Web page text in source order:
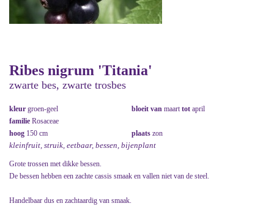
Ribes nigrum 'Titania'
zwarte bes, zwarte trosbes
kleur groen-geel bloeit van maarttot april
familie Rosaceae
hoog 150 cm plaats zon
kleinfruit, struik, eetbaar, bessen, bijenplant
Grote trossen met dikke bessen.
De bessen hebben een zachte cassis smaak en vallen niet van de steel.
Handelbaar dus en zachtaardig van smaak.